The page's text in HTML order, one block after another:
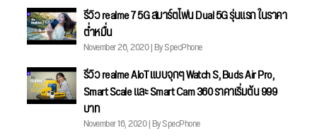
รีวิว realme 7 5G สมาร์ตโฟน Dual 5G รุ่นแรก ในราคา
ต่ำหมื่น
November 26, 2020 | By SpecPhone
รีวิว realme AIoT แบบจุกๆ Watch S, Buds Air Pro,
Smart Scale และ Smart Cam 360 ราคาเริ่มต้น 999
บาท
November 16, 2020 | By SpecPhone